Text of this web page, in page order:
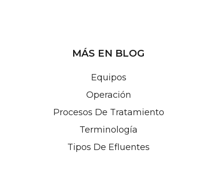
MÁS EN BLOG
Equipos
Operación
Procesos De Tratamiento
Terminología
Tipos De Efluentes